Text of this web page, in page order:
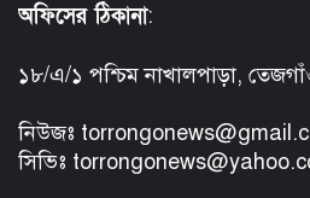
অফিসের ঠিকানা:
১৮/এ/১ পশ্চিম নাখালপাড়া,
নিউজঃ
সিভিঃ